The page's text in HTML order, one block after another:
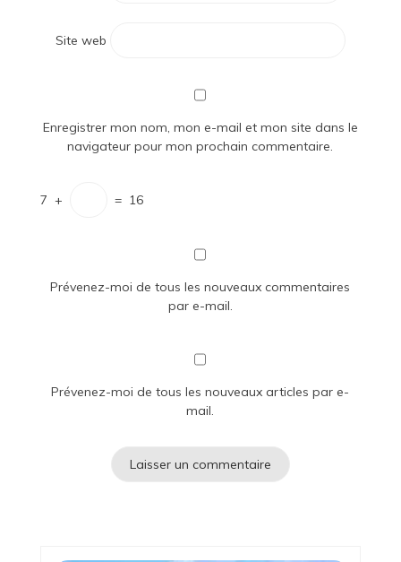
Site web
Enregistrer mon nom, mon e-mail et mon site dans le
navigateur pour mon prochain commentaire.
7 + = 16
Prévenez-moi de tous les nouveaux commentaires
par e-mail.
Prévenez-moi de tous les nouveaux articles par e-
mail.